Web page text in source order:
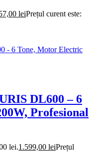
leiPrețul curent este:
DL600 – 6
Profesional
lei.1.599,00 leiPrețul